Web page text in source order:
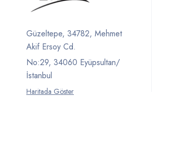
Güzeltepe, 34782, Mehmet
Akif Ersoy Cd.
No:29, 34060 Eyüpsultan/
İstanbul
Haritada Göster